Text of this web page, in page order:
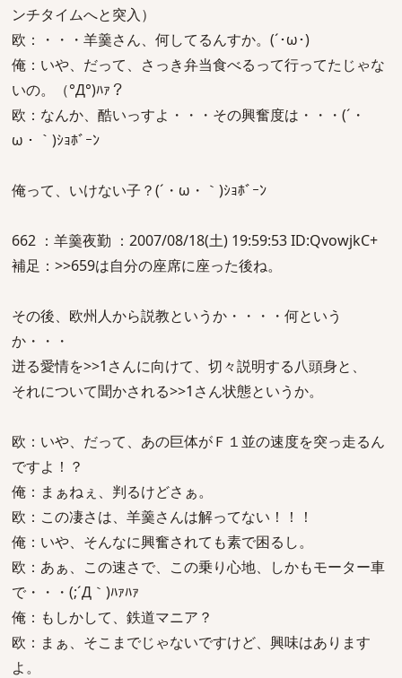
ンチタイムへと突入）
欧：・・・羊羹さん、何してるんすか。(´･ω･)
俺：いや、だって、さっき弁当食べるって行ってたじゃな
いの。（°Д°)ﾊｧ？
欧：なんか、酷いっすよ・・・その興奮度は・・・(´・
ω・｀)ｼｮﾎﾞｰﾝ
俺って、いけない子？(´・ω・｀)ｼｮﾎﾞｰﾝ
662 ：羊羹夜勤 ：2007/08/18(土) 19:59:53 ID:QvowjkC+
補足：>>659は自分の座席に座った後ね。
その後、欧州人から説教というか・・・・何という
か・・・
迸る愛情を>>1さんに向けて、切々説明する八頭身と、
それについて聞かされる>>1さん状態というか。
欧：いや、だって、あの巨体がＦ１並の速度を突っ走るん
ですよ！？
俺：まぁねぇ、判るけどさぁ。
欧：この凄さは、羊羹さんは解ってない！！！
俺：いや、そんなに興奮されても素で困るし。
欧：あぁ、この速さで、この乗り心地、しかもモーター車
で・・・(;´Д｀)ﾊｧﾊｧ
俺：もしかして、鉄道マニア？
欧：まぁ、そこまでじゃないですけど、興味はあります
よ。